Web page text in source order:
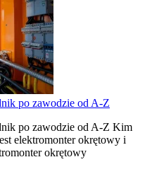
po zawodzie od A-Z
po zawodzie od A-Z Kim
elektromonter okrętowy i
okrętowy